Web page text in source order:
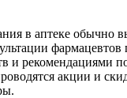
в аптеке обычно
фармацевтов
и рекомендациями
акции и